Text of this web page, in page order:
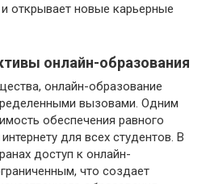
открывает новые карьерные
онлайн-образования
онлайн-образование
вызовами. Одним
обеспечения равного
для всех студентов. В
доступ к онлайн-
что создает